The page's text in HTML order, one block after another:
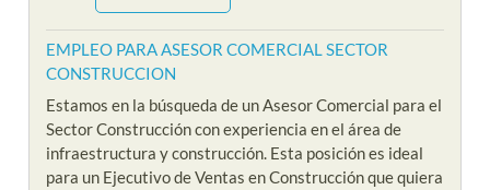
EMPLEO PARA ASESOR COMERCIAL SECTOR
CONSTRUCCION
Estamos en la búsqueda de un Asesor Comercial para el
Sector Construcción con experiencia en el área de
infraestructura y construcción. Esta posición es ideal
para un Ejecutivo de Ventas en Construcción que quiera